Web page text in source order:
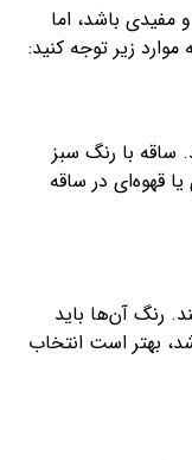
مفیدی باشد، اما
موارد زیر توجه کنید:
ساقه با رنگ سبز
قهوه‌ای در ساقه
رنگ آن‌ها باید
بهتر است انتخاب